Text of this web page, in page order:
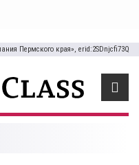
Пермского края», erid:2SDnjcfi73Q